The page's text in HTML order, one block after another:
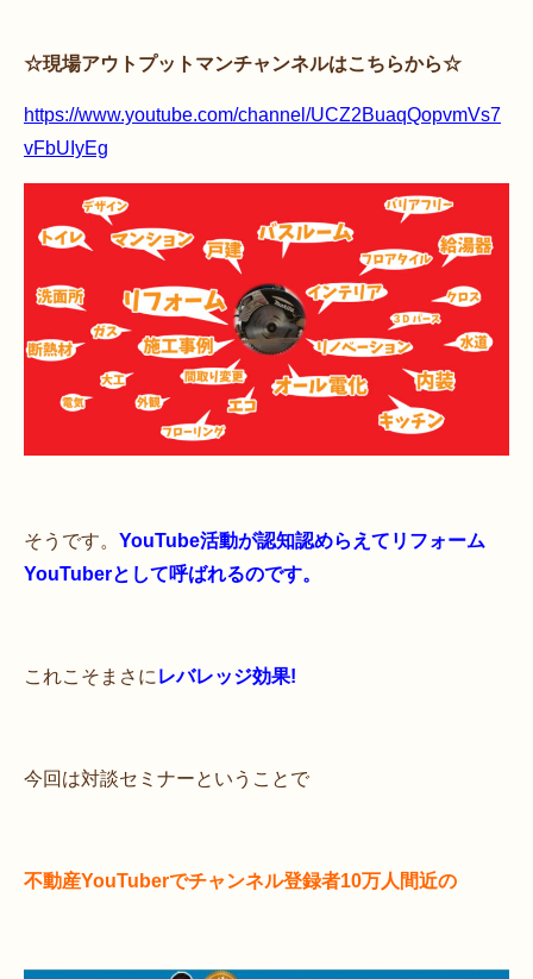
☆現場アウトプットマンチャンネルはこちらから☆
https://www.youtube.com/channel/UCZ2BuaqQopvmVs7
vFbUIyEg
そうです。 YouTube活動が認知認めらえてリフォーム
YouTuberとして呼ばれるのです。
これこそまさに レバレッジ効果!
今回は対談セミナーということで
不動産YouTuberでチャンネル登録者10万人間近の